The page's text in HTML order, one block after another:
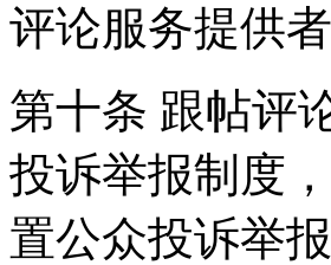
评论服务提供
第十条 跟帖评
投诉举报制度
置公众投诉举